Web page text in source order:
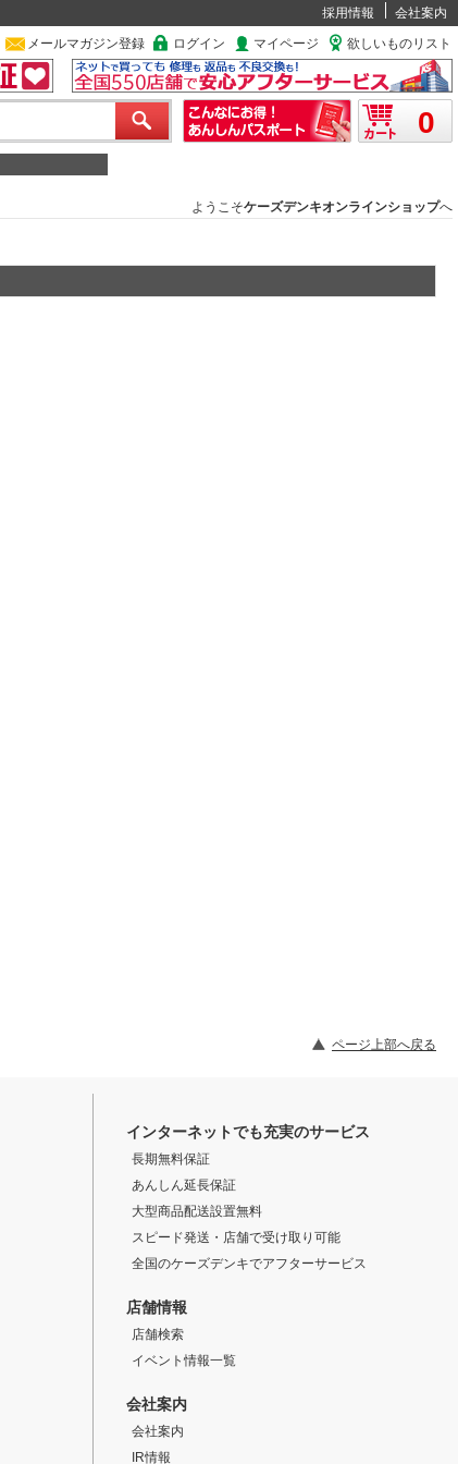
採用情報
会社案内
メールマガジン登録 ログイン マイページ 欲しいものリスト
0
ようこそケーズデンキオンラインショップへ
ページ上部へ戻る
インターネットでも充実のサービス
長期無料保証
あんしん延長保証
大型商品配送設置無料
スピード発送・店舗で受け取り可能
全国のケーズデンキでアフターサービス
店舗情報
店舗検索
イベント情報一覧
会社案内
会社案内
IR情報